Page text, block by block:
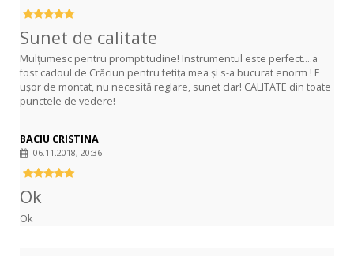
Sunet de calitate
Mulțumesc pentru promptitudine! Instrumentul este perfect....a
fost cadoul de Crăciun pentru fetița mea și s-a bucurat enorm ! E
ușor de montat, nu necesită reglare, sunet clar! CALITATE din toate
punctele de vedere!
BACIU CRISTINA
06.11.2018, 20:36
Ok
Ok